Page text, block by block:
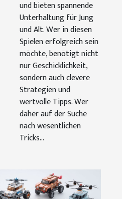
und bieten spannende
Unterhaltung für Jung
und Alt. Wer in diesen
Spielen erfolgreich sein
möchte, benötigt nicht
nur Geschicklichkeit,
sondern auch clevere
Strategien und
wertvolle Tipps. Wer
daher auf der Suche
nach wesentlichen
Tricks...